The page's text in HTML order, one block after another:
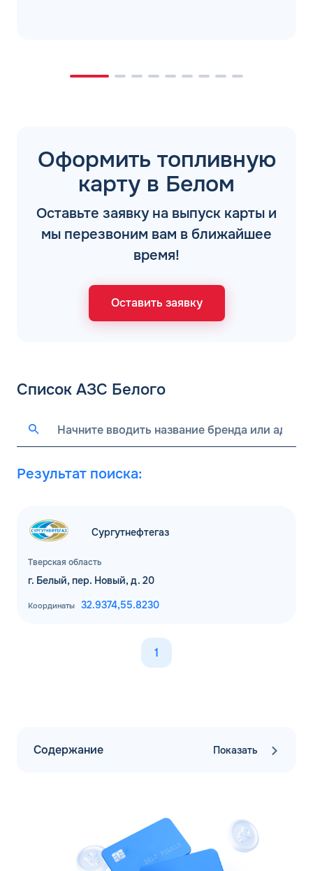
Оформить топливную
карту в Белом
Оставьте заявку на выпуск карты и
мы перезвоним вам в ближайшее
время!
Оставить заявку
Список АЗС Белого
Результат поиска:
Тверская область
Сургутнефтегаз
г. Белый, пер. Новый, д. 20
Координаты 32.9374,55.8230
1
Содержание Показать